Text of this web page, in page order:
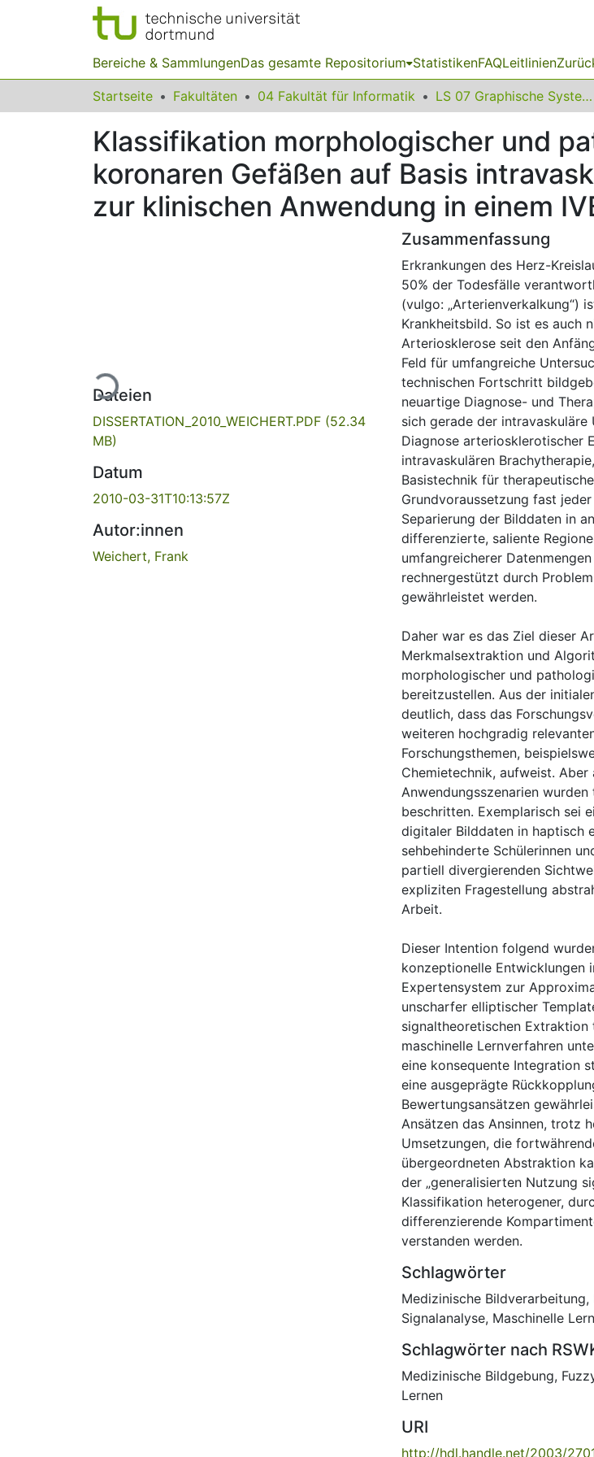
Bereiche & SammlungenDas gesamte Repositorium StatistikenFAQLeitlinien
Startseite Fakultäten 04 Fakultät für Informatik LS 07 Graphische Systeme
Klassifikation morphologischer und
koronaren Gefäßen auf Basis
zur klinischen Anwendung in einem
Lade...
Dateien
DISSERTATION_2010_WEICHERT.PDF (52.34
MB)
Datum
2010-03-31T10:13:57Z
Autor:innen
Weichert, Frank
Zusammenfassung
Erkrankungen des Herz-
50% der Todesfälle
(vulgo: „Arterienverkalkung“)
Krankheitsbild. So ist es auch
Arteriosklerose seit den
Feld für umfangreiche
technischen Fortschritt
neuartige Diagnose- und
sich gerade der
Diagnose arteriosklerotischer
intravaskulären
Basistechnik für
Grundvoraussetzung fast
Separierung der Bilddaten in
differenzierte, saliente
umfangreicherer
rechnergestützt durch
gewährleistet werden.
Daher war es das Ziel dieser
Merkmalsextraktion und
morphologischer und
bereitzustellen. Aus der
deutlich, dass das
weiteren hochgradig
Forschungsthemen,
Chemietechnik, aufweist.
Anwendungsszenarien
beschritten. Exemplarisch sei
digitaler Bilddaten in haptisch
sehbehinderte Schülerinnen
partiell divergierenden
expliziten Fragestellung
Arbeit.
Dieser Intention folgend
konzeptionelle Entwicklungen
Expertensystem zur
unscharfer elliptischer
signaltheoretischen
maschinelle Lernverfahren
eine konsequente Integration
eine ausgeprägte
Bewertungsansätzen
Ansätzen das Ansinnen, trotz
Umsetzungen, die
übergeordneten Abstraktion
der „generalisierten Nutzung
Klassifikation heterogener,
differenzierende
verstanden werden.
Schlagwörter
Medizinische Bildverarbeitung,
Signalanalyse, Maschinelle
Schlagwörter nach
Medizinische Bildgebung,
Lernen
URI
http://hdl.handle.net/2003/